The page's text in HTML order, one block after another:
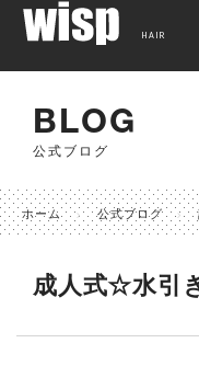
BLOG
公式ブログ
ホーム 公式ブログ
成人式☆水引
HAIR